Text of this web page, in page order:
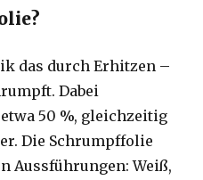
das durch Erhitzen –
Dabei
50 %, gleichzeitig
Die Schrumpffolie
Aussführungen: Weiß,